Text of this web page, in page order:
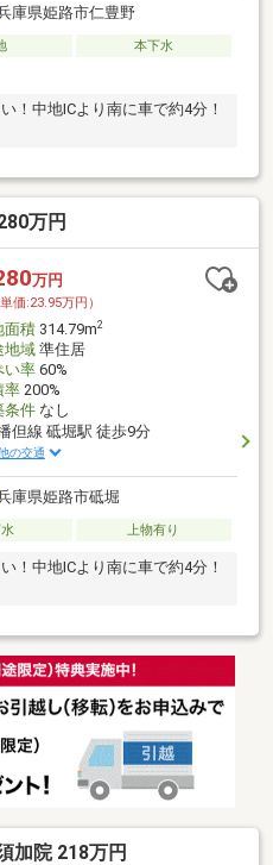
庫県姫路市仁豊野
本下水
！中地ICより南に車で約4分！
万円
万円
単価:23.95万円）
面積314.79m2
地域準住居
い率60%
率200%
条件なし
但線 砥堀駅 徒歩9分
の交通
庫県姫路市砥堀
上物有り
！中地ICより南に車で約4分！
加院 218万円